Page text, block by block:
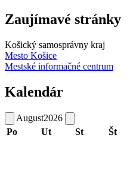
Zaujímavé stránky
Košický samosprávny kraj
Mesto Košice
Mestské informačné centrum
Kalendár
August2026
Po
Ut St Št